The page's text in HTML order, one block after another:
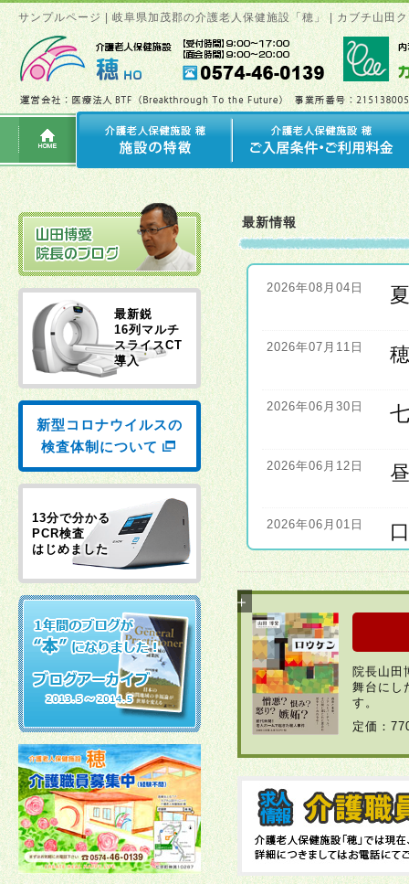
サンプルページ | 岐阜県加茂郡の介護老人保健施設「穂」 | カブチ山田
最新情報
2026年08月04日
2026年07月11日
2026年06月30日
2026年06月12日
2026年06月01日
2026年06月01日
2026年04月22日
2026年03月30日
2026年03月23日
2026年02月10日
2026年01月06日
院長山田
舞台にし
す。
定価：
最新鋭
16列マルチ
スライスCT
導入
新型コロナウイルスの
検査体制について
13分で分かる
PCR検査
はじめました